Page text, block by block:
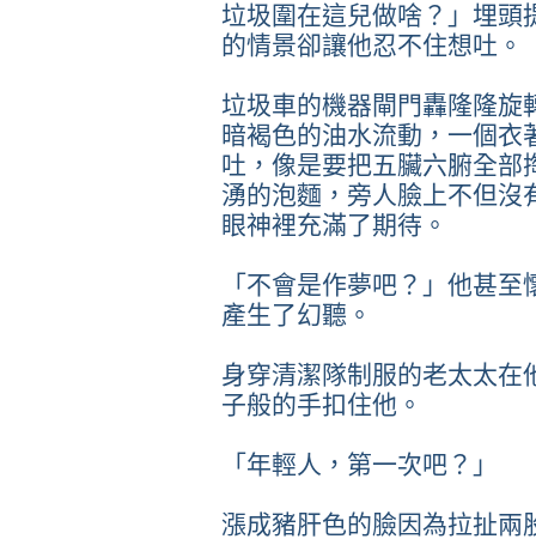
垃圾圍在這兒做啥？」埋頭
的情景卻讓他忍不住想吐。
垃圾車的機器閘門轟隆隆旋
暗褐色的油水流動，一個
吐，像是要把五臟六腑全部
湧的泡麵，旁人臉上不但沒
眼神裡充滿了期待。
「不會是作夢吧？」他甚
產生了幻聽。
身穿清潔隊制服的老太太在
子般的手扣住他。
「年輕人，第一次吧？」
漲成豬肝色的臉因為拉扯兩